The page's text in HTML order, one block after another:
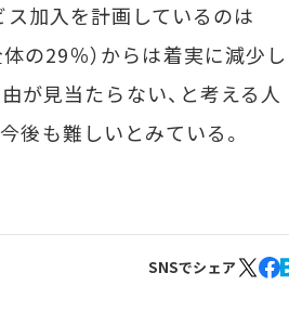
ス加入を計画しているのは
の29％）からは着実に減少し
が見当たらない、と考える人
後も難しいとみている。
SNSでシェア